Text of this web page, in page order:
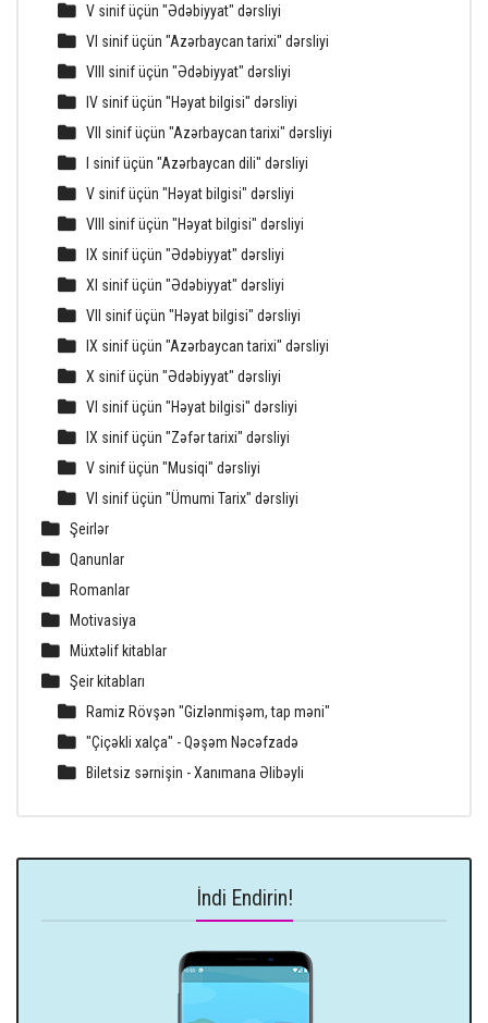
V sinif üçün "Ədəbiyyat" dərsliyi
VI sinif üçün "Azərbaycan tarixi" dərsliyi
VIII sinif üçün "Ədəbiyyat" dərsliyi
IV sinif üçün "Həyat bilgisi" dərsliyi
VII sinif üçün "Azərbaycan tarixi" dərsliyi
I sinif üçün "Azərbaycan dili" dərsliyi
V sinif üçün "Həyat bilgisi" dərsliyi
VIII sinif üçün "Həyat bilgisi" dərsliyi
IX sinif üçün "Ədəbiyyat" dərsliyi
XI sinif üçün "Ədəbiyyat" dərsliyi
VII sinif üçün "Həyat bilgisi" dərsliyi
IX sinif üçün "Azərbaycan tarixi" dərsliyi
X sinif üçün "Ədəbiyyat" dərsliyi
VI sinif üçün "Həyat bilgisi" dərsliyi
IX sinif üçün "Zəfər tarixi" dərsliyi
V sinif üçün "Musiqi" dərsliyi
VI sinif üçün "Ümumi Tarix" dərsliyi
Şeirlər
Qanunlar
Romanlar
Motivasiya
Müxtəlif kitablar
Şeir kitabları
Ramiz Rövşən "Gizlənmişəm, tap məni"
"Çiçəkli xalça" - Qəşəm Nəcəfzadə
Biletsiz sərnişin - Xanımana Əlibəyli
İndi Endirin!